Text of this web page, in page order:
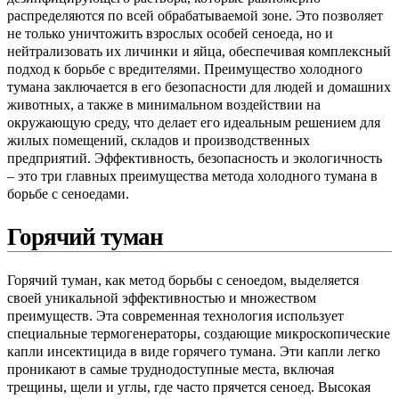
распределяются по всей обрабатываемой зоне. Это позволяет
не только уничтожить взрослых особей сеноеда, но и
нейтрализовать их личинки и яйца, обеспечивая комплексный
подход к борьбе с вредителями. Преимущество холодного
тумана заключается в его безопасности для людей и домашних
животных, а также в минимальном воздействии на
окружающую среду, что делает его идеальным решением для
жилых помещений, складов и производственных
предприятий. Эффективность, безопасность и экологичность
– это три главных преимущества метода холодного тумана в
борьбе с сеноедами.
Горячий туман
Горячий туман, как метод борьбы с сеноедом, выделяется
своей уникальной эффективностью и множеством
преимуществ. Эта современная технология использует
специальные термогенераторы, создающие микроскопические
капли инсектицида в виде горячего тумана. Эти капли легко
проникают в самые труднодоступные места, включая
трещины, щели и углы, где часто прячется сеноед. Высокая